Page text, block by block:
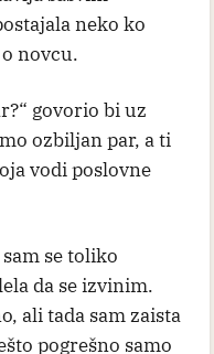
neko ko
novcu.
govorio bi uz
ozbiljan par, a ti
vodi poslovne
se toliko
da se izvinim.
ali tada sam zaista
pogrešno samo